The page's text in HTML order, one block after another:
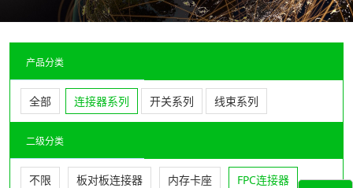
产品分类
全部 连接器系列 开关系列 线束系列
二级分类
不限 板对板连接器 内存卡座 FPC连接器